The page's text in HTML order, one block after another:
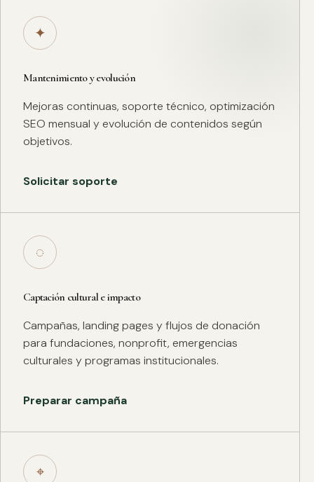
✦
Mantenimiento y evolución
Mejoras continuas, soporte técnico, optimización
SEO mensual y evolución de contenidos según
objetivos.
Solicitar soporte
◌
Captación cultural e impacto
Campañas, landing pages y flujos de donación
para fundaciones, nonprofit, emergencias
culturales y programas institucionales.
Preparar campaña
⌖